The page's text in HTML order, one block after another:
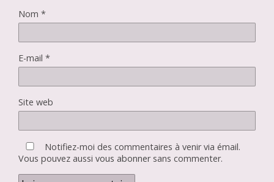
Nom *
E-mail *
Site web
Notifiez-moi des commentaires à venir via émail.
Vous pouvez aussi vous abonnersans commenter.